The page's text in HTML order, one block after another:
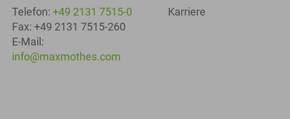
Telefon: +49 2131 7515-0
Fax: +49 2131 7515-260
E-Mail:
info@maxmothes.com
Karriere